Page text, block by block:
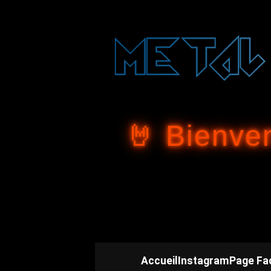
🤘
Accueil Instagram Page